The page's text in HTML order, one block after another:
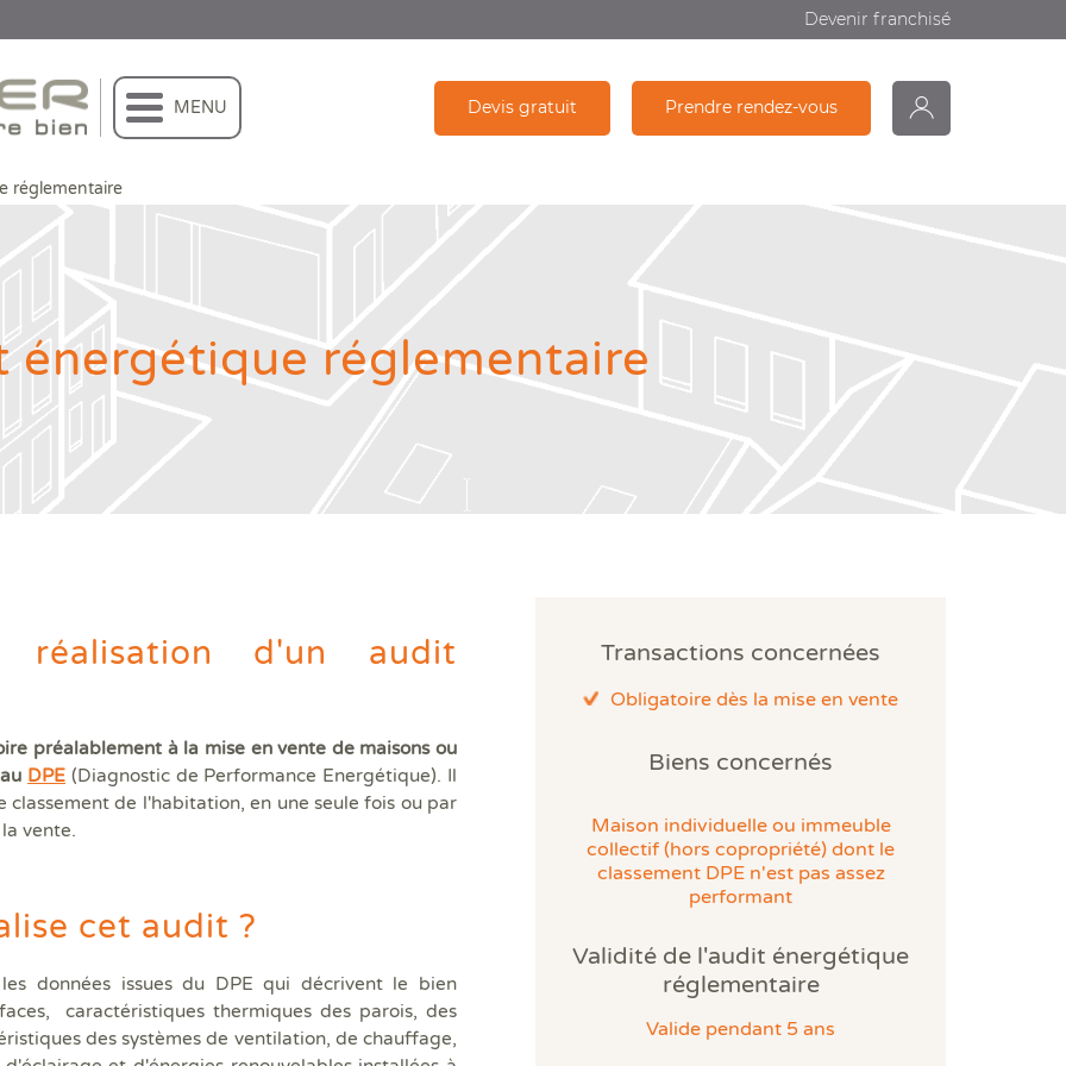
Devenir franchisé
MENU Devis gratuit Prendre rendez-vous
et s'engage à être irréprochable pour votre bien !
Quels sont les diagnostics immobiliers obligatoires lors d'une vente ou une location ?
Quels diagnostics pour bénéficier des aides à la rénovation ?
Vos diagnostics immobiliers en copropriété
Diagnostics avant et après travaux ou démolition
Qui sommes-nous ?
réglementaire
énergétique réglementaire
réalisation d'un audit
préalablement à la mise en vente de maisons ou
DPE (Diagnostic de Performance Energétique). Il
de l'habitation, en une seule fois ou par
vente.
cet audit ?
données issues du DPE qui décrivent le bien
caractéristiques thermiques des parois, des
des systèmes de ventilation, de chauffage,
Transactions concernées
Obligatoire dès la mise en vente
Biens concernés
Maison individuelle ou immeuble
collectif (hors copropriété) dont le
classement DPE n'est pas assez
performant
Validité de l'audit énergétique
réglementaire
Valide pendant 5 ans